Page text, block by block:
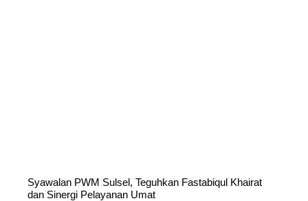
Syawalan PWM Sulsel, Teguhkan Fastabiqul Khairat
dan Sinergi Pelayanan Umat